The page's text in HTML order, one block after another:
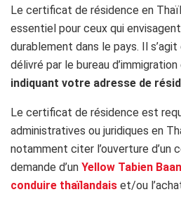
Le certificat de résidence en
essentiel pour ceux qui
durablement dans le pays. Il
délivré par le bureau
indiquant votre adresse de
Le certificat de résidence est
administratives ou juridiques en
notamment citer l’ouverture d’un
demande d’un Yellow Tabien Baan
conduire thaïlandais et/ou